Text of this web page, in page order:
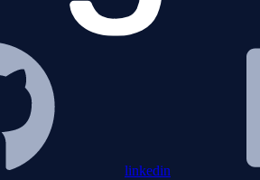
linkedin